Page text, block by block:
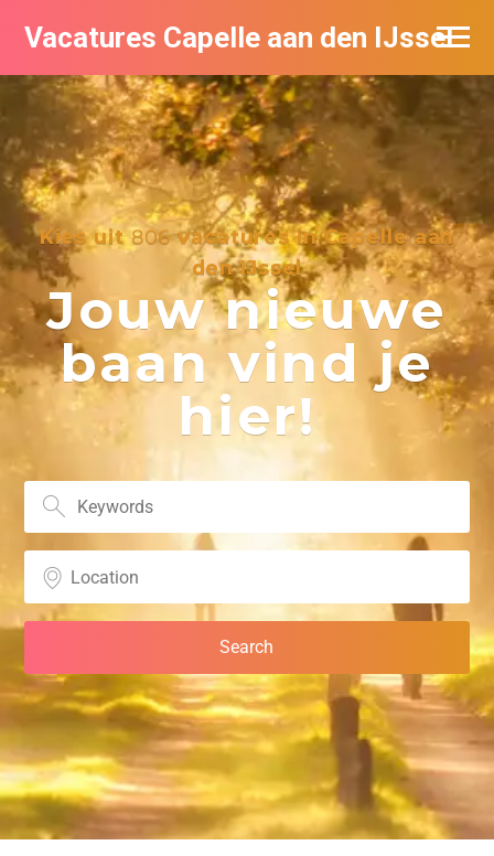
Vacatures Capelle aan den IJssel
Kies uit806vacatures in Capelle aan
den IJssel
Jouw nieuwe
baan vind je
hier!